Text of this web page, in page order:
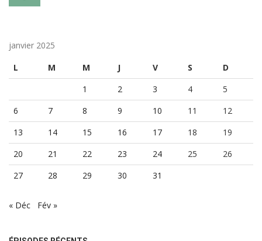
janvier 2025
L
M M J V S
D
1
2 3 4
5
6
7 8 9 10 11
12
13
14 15 16 17 18
19
20
21 22 23 24 25
26
27
28 29 30 31
« Déc Fév »